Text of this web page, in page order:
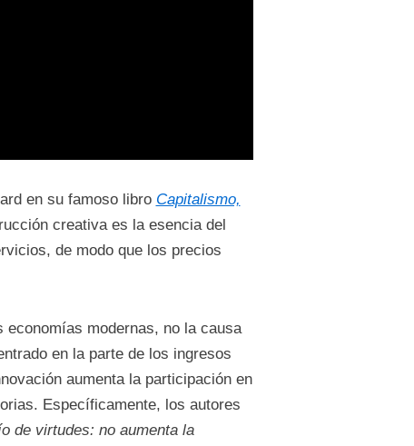
en su famoso libro Capitalismo,
creativa es la esencia del
de modo que los precios
modernas, no la causa
en la parte de los ingresos
aumenta la participación en
Específicamente, los autores
de virtudes: no aumenta la